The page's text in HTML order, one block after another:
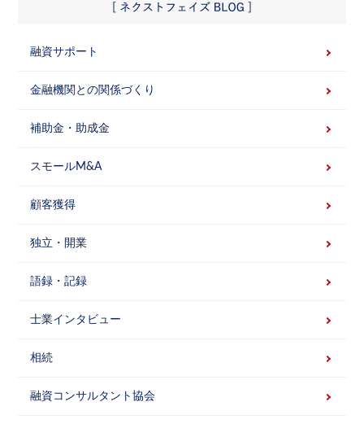
融資サポート
金融機関との関係づくり
補助金・助成金
スモールM&A
顧客獲得
独立・開業
語録・記録
士業インタビュー
相続
融資コンサルタント協会